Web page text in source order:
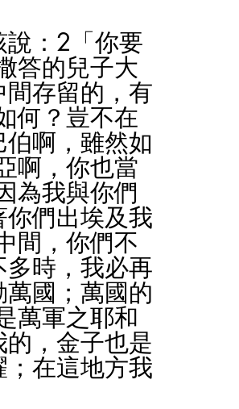
：2「你要
答的兒子大
存留的，有
何？豈不在
啊，雖然如
啊，你也當
為我與你們
們出埃及我
間，你們不
時，我必再
國；萬國的
萬軍之耶和
，金子也是
在這地方我